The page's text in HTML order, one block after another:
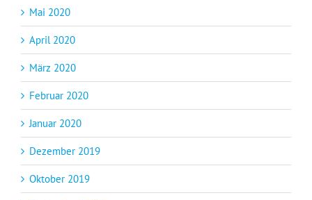
Mai 2020
April 2020
März 2020
Februar 2020
Januar 2020
Dezember 2019
Oktober 2019